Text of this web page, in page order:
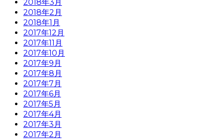
2018年3月
2018年2月
2018年1月
2017年12月
2017年11月
2017年10月
2017年9月
2017年8月
2017年7月
2017年6月
2017年5月
2017年4月
2017年3月
2017年2月